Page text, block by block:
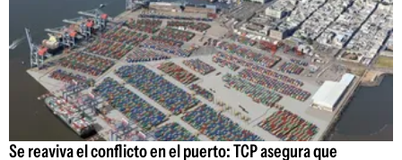
Se reaviva el conflicto en el puerto: TCP asegura que